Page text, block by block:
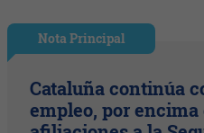
Nota Principal
Cataluña continúa
empleo, por